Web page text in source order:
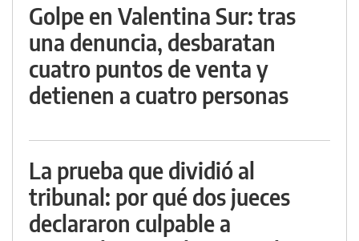
Golpe en Valentina Sur: tras
una denuncia, desbaratan
cuatro puntos de venta y
detienen a cuatro personas
La prueba que dividió al
tribunal: por qué dos jueces
declararon culpable a